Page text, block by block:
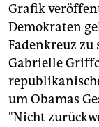
Grafik
Demokraten
Fadenkreuz zu
Gabrielle
um Obamas
"Nicht